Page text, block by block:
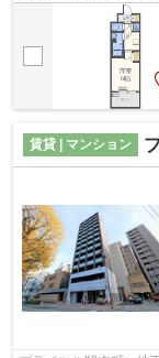
の位置にある物件なの
賃貸 | マンション